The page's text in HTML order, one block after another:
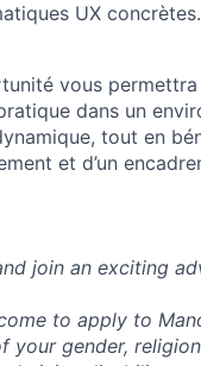
UX concrètes.
vous permettra
dans un
tout en
et d’un
join an exciting
to apply to
your gender,